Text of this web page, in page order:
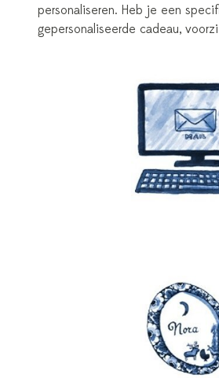
personaliseren. Heb je een
gepersonaliseerde cadeau,